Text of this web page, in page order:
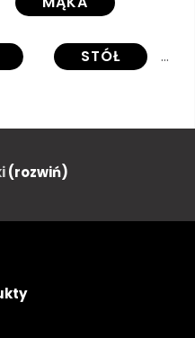
STÓŁ
ORGANICZNY
PIEKARNIA
(rozwiń)